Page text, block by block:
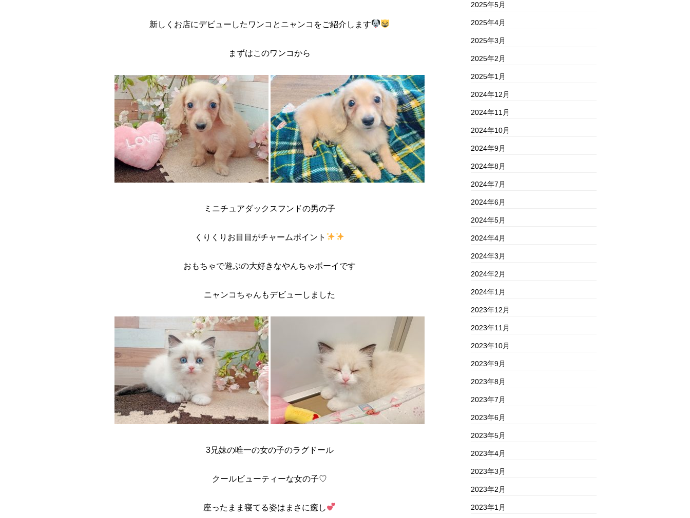
新しくお店にデビューしたワンコとニャンコをご紹介します
まずはこのワンコから
ミニチュアダックスフンドの男の子
くりくりお目目がチャームポイント
おもちゃで遊ぶの大好きなやんちゃボーイです
ニャンコちゃんもデビューしました
3兄妹の唯一の女の子のラグドール
クールビューティーな女の子♡
座ったまま寝てる姿はまさに癒し
2025年5月
2025年4月
2025年3月
2025年2月
2025年1月
2024年12月
2024年11月
2024年10月
2024年9月
2024年8月
2024年7月
2024年6月
2024年5月
2024年4月
2024年3月
2024年2月
2024年1月
2023年12月
2023年11月
2023年10月
2023年9月
2023年8月
2023年7月
2023年6月
2023年5月
2023年4月
2023年3月
2023年2月
2023年1月